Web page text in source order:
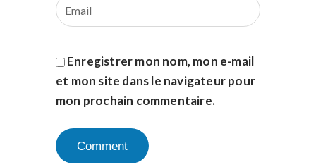
Enregistrer mon nom, mon e-mail
et mon site dans le navigateur pour
mon prochain commentaire.